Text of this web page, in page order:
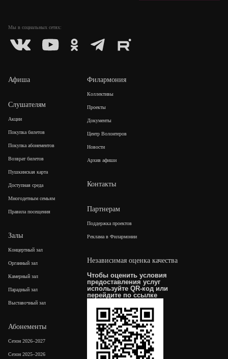
Мы в социальных сетях:
Афиша
Слушателям
Акции
Покупка билетов
Покупка абонементов
Возврат билетов
Пушкинская карта
Доступная среда
Многодетным семьям
Правила посещения
Залы
Концертный зал
Органный зал
Камерный зал
Парадный зал
Выставочный зал
Абонементы
Сезон 2026–2027
Сезон 2025–2026
Филармония
Коллективы
Проекты
Документы
Центр Волонтеров
Новости
Архив афиши
Контакты
Партнерам
Поддержка проектов
Реклама в Филармонии
Независимая оценка качества
Чтобы оценить условия
предоставления услуг
используйте QR-код или
перейдите по ссылке